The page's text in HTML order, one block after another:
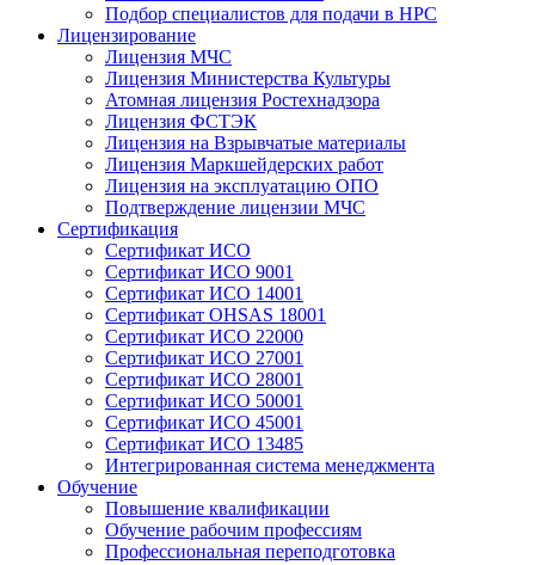
Подбор специалистов для подачи в НРС
Лицензирование
Лицензия МЧС
Лицензия Министерства Культуры
Атомная лицензия Ростехнадзора
Лицензия ФСТЭК
Лицензия на Взрывчатые материалы
Лицензия Маркшейдерских работ
Лицензия на эксплуатацию ОПО
Подтверждение лицензии МЧС
Сертификация
Сертификат ИСО
Сертификат ИСО 9001
Сертификат ИСО 14001
Сертификат OHSAS 18001
Сертификат ИСО 22000
Сертификат ИСО 27001
Сертификат ИСО 28001
Сертификат ИСО 50001
Сертификат ИСО 45001
Сертификат ИСО 13485
Интегрированная система менеджмента
Обучение
Повышение квалификации
Обучение рабочим профессиям
Профессиональная переподготовка